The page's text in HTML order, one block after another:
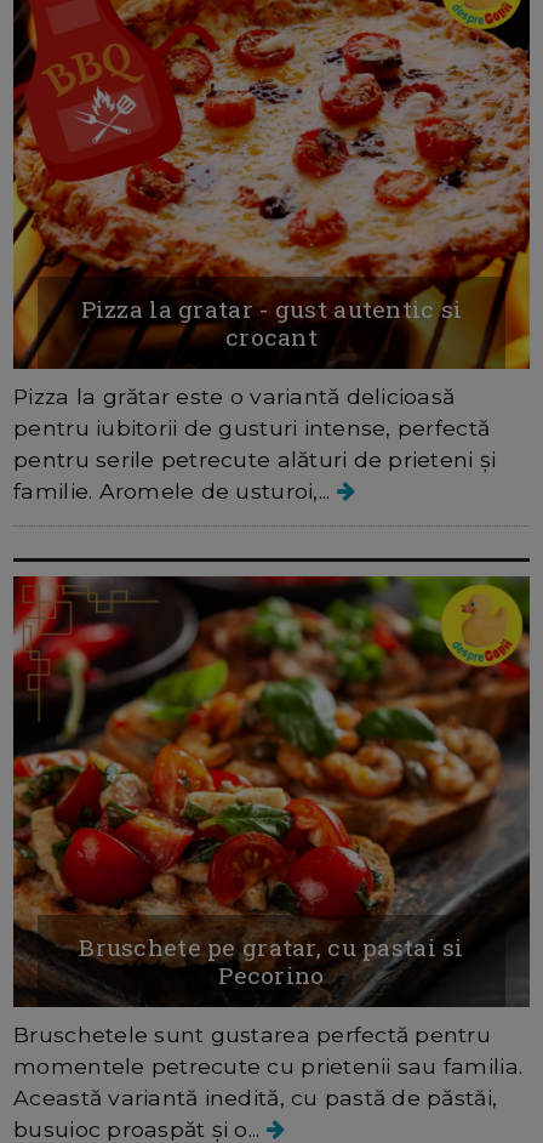
Pizza la gratar - gust autentic si
crocant
Pizza la grătar este o variantă delicioasă
pentru iubitorii de gusturi intense, perfectă
pentru serile petrecute alături de prieteni și
familie. Aromele de usturoi,...
Bruschete pe gratar, cu pastai si
Pecorino
Bruschetele sunt gustarea perfectă pentru
momentele petrecute cu prietenii sau familia.
Această variantă inedită, cu pastă de păstăi,
busuioc proaspăt și o...